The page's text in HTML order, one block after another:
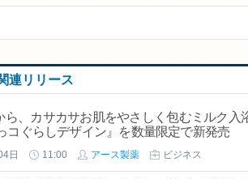
連リリース
ら、カサカサお肌をやさしく包むミルク入
コぐらしデザイン』を数量限定で新発売
日 11:00 アース製薬 ビジネス